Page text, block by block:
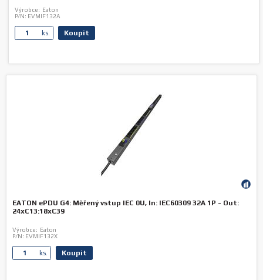
Výrobce: Eaton
P/N: EVMIF132A
ks. Koupit
EATON ePDU G4: Měřený vstup IEC 0U, In: IEC60309 32A 1P - Out:
24xC13:18xC39
Výrobce: Eaton
P/N: EVMIF132X
ks. Koupit